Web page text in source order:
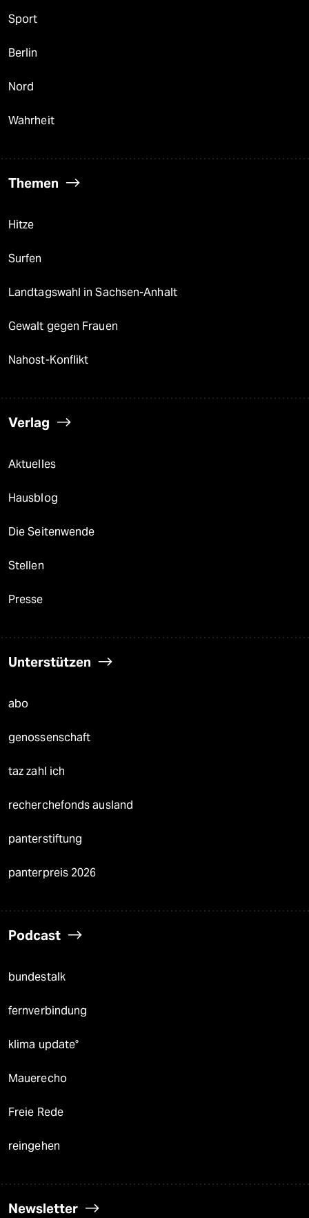
Sport
Berlin
Nord
Wahrheit
Themen
Hitze
Surfen
Landtagswahl in Sachsen-Anhalt
Gewalt gegen Frauen
Nahost-Konflikt
Verlag
Aktuelles
Hausblog
Die Seitenwende
Stellen
Presse
Unterstützen
abo
genossenschaft
taz zahl ich
recherchefonds ausland
panterstiftung
panterpreis 2026
Podcast
bundestalk
fernverbindung
klima update°
Mauerecho
Freie Rede
reingehen
Newsletter